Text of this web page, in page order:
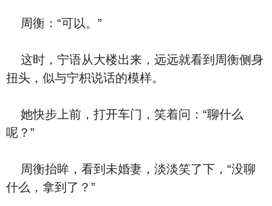
周衡：“可以。”
这时，宁语从大楼出来，远远就看到周衡侧身
扭头，似与宁枳说话的模样。
她快步上前，打开车门，笑着问：“聊什么
呢？”
周衡抬眸，看到未婚妻，淡淡笑了下，“没聊
什么，拿到了？”